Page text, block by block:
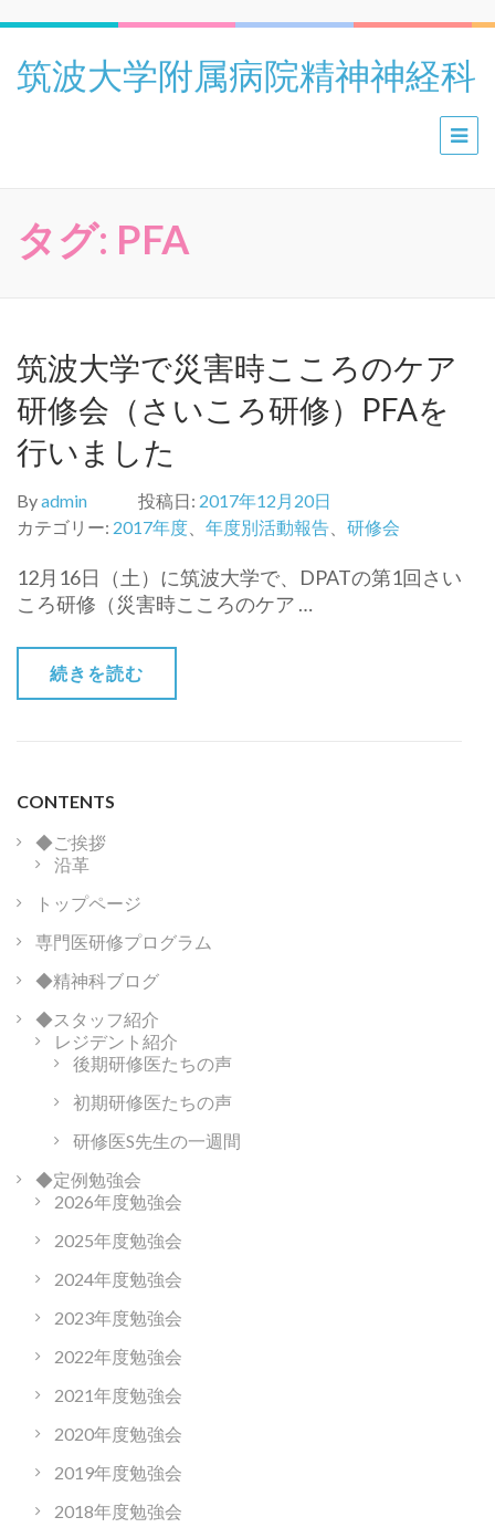
筑波大学附属病院精神神経科
タグ: PFA
筑波大学で災害時こころのケア
研修会（さいころ研修）PFAを
行いました
Byadmin 投稿日: 2017年12月20日
カテゴリー: 2017年度 年度別活動報告 研修会
12月16日（土）に筑波大学で、DPATの第1回さい
ころ研修（災害時こころのケア …
続きを読む
CONTENTS
◆ご挨拶
沿革
トップページ
専門医研修プログラム
◆精神科ブログ
◆スタッフ紹介
レジデント紹介
後期研修医たちの声
初期研修医たちの声
研修医S先生の一週間
◆定例勉強会
2026年度勉強会
2025年度勉強会
2024年度勉強会
2023年度勉強会
2022年度勉強会
2021年度勉強会
2020年度勉強会
2019年度勉強会
2018年度勉強会